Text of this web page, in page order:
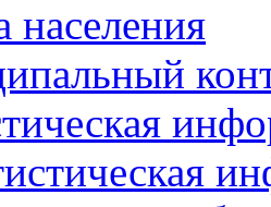
населения